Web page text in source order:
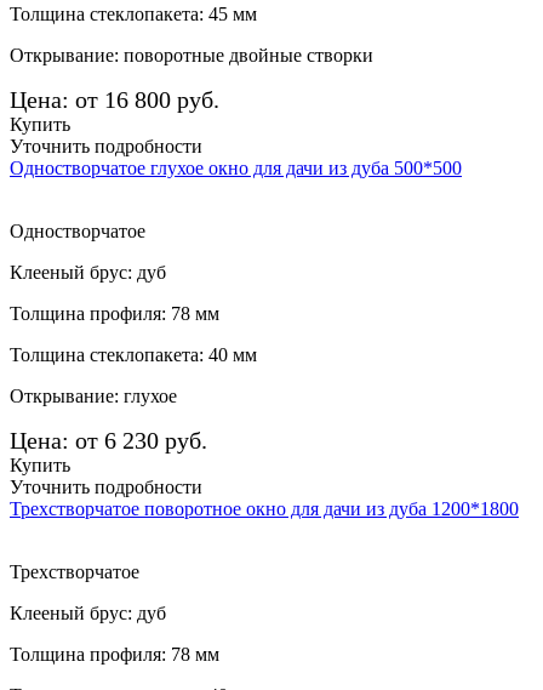
Толщина стеклопакета: 45 мм
Открывание: поворотные двойные створки
Цена: от 16 800 руб.
Купить
Уточнить подробности
Одностворчатое глухое окно для дачи из дуба 500*500
Одностворчатое
Клееный брус: дуб
Толщина профиля: 78 мм
Толщина стеклопакета: 40 мм
Открывание: глухое
Цена: от 6 230 руб.
Купить
Уточнить подробности
Трехстворчатое поворотное окно для дачи из дуба 1200*1800
Трехстворчатое
Клееный брус: дуб
Толщина профиля: 78 мм